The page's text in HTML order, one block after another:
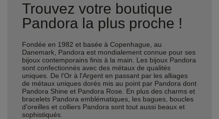
Trouvez votre boutique
Pandora la plus proche !
Fondée en 1982 et basée à Copenhague, au
Danemark, Pandora est mondialement connue pour ses
bijoux contemporains finis à la main. Les bijoux Pandora
sont confectionnés avec des métaux de qualités
uniques. De l'Or à l'Argent en passant par les alliages
de métaux uniques dorés mis au point par Pandora dont
Pandora Shine et Pandora Rose. En plus des charms et
bracelets Pandora emblématiques, les bagues, boucles
d'oreilles et colliers Pandora sont tout aussi beaux et
sophistiqués.